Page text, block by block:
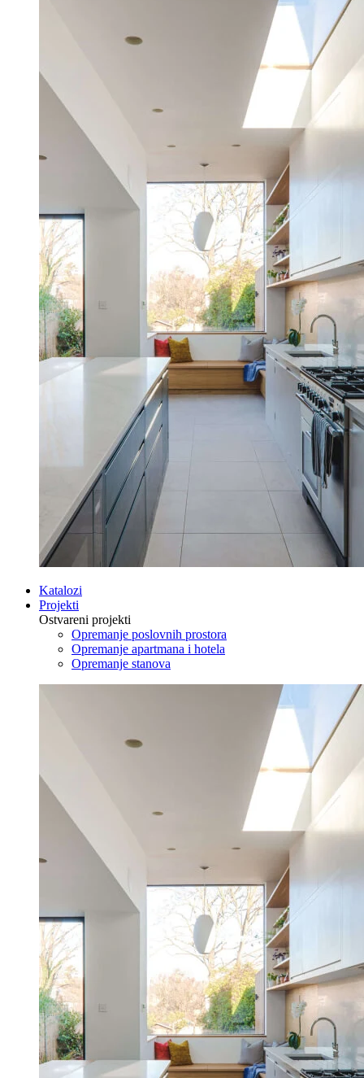
Katalozi
Projekti
Ostvareni projekti
Opremanje poslovnih prostora
Opremanje apartmana i hotela
Opremanje stanova